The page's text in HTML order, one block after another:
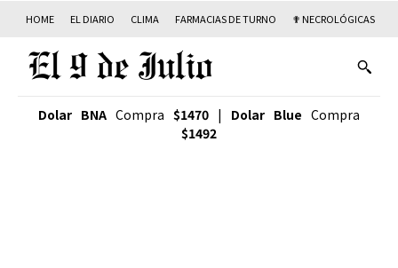
HOME EL DIARIO CLIMA FARMACIAS DE TURNO ✟ NECROLÓGICAS
Dolar BNA Compra $1470 | Dolar Blue Compra
$1492